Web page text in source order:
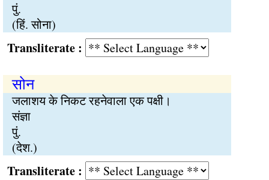
पुं.
(हिं. सोना)
:
सोन
जलाशय के निकट रहनेवाला एक पक्षी।
संज्ञा
पुं.
(देश.)
: